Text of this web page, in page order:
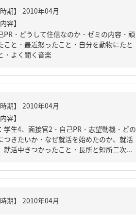
容】
PR・どうして住信なのか・ゼミの内容・頑
こと・最近怒ったこと・自分を動物にたと
・よく聞く音楽
容】
学生4、面接官2・自己PR・志望動機・どの
つきたいか・なぜ就活を始めたのか、就活
就活中きつかったこと・長所と短所二次...